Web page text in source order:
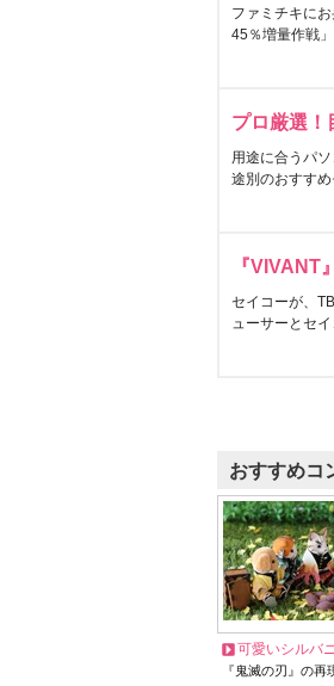
ファミチキに
45％増量作戦
プロ厳選！
用途に合うパ
途別のおすすめ
『
セイコーが、
ューサーとセ
おすすめコ
可愛いシルバ
『鬼滅の刃』の再